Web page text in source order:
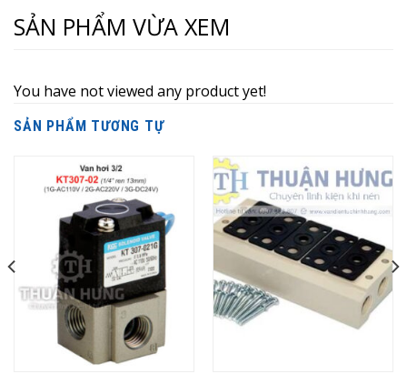
SẢN PHẨM VỪA XEM
You have not viewed any product yet!
SẢN PHẨM TƯƠNG TỰ